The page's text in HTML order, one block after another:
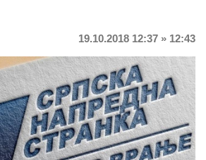
19.10.2018 12:37 » 12:43